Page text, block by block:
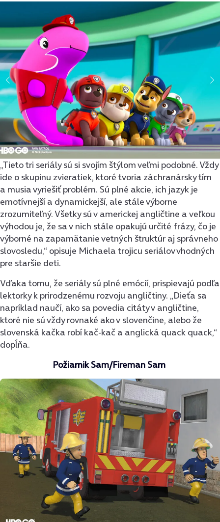
„Tieto tri seriály sú si svojím štýlom veľmi podobné. Vždy
ide o skupinu zvieratiek, ktoré tvoria záchranársky tím
a musia vyriešiť problém. Sú plné akcie, ich jazyk je
emotívnejší a dynamickejší, ale stále výborne
zrozumiteľný. Všetky sú v americkej angličtine a veľkou
výhodou je, že sa v nich stále opakujú určité frázy, čo je
výborné na zapamätanie vetných štruktúr aj správneho
slovosledu,“ opisuje Michaela trojicu seriálov vhodných
pre staršie deti.
Vďaka tomu, že seriály sú plné emócií, prispievajú podľa
lektorky k prirodzenému rozvoju angličtiny. „Dieťa sa
napríklad naučí, ako sa povedia citáty v angličtine,
ktoré nie sú vždy rovnaké ako v slovenčine, alebo že
slovenská kačka robí kač-kač a anglická quack quack,“
dopĺňa.
Požiarnik Sam/Fireman Sam